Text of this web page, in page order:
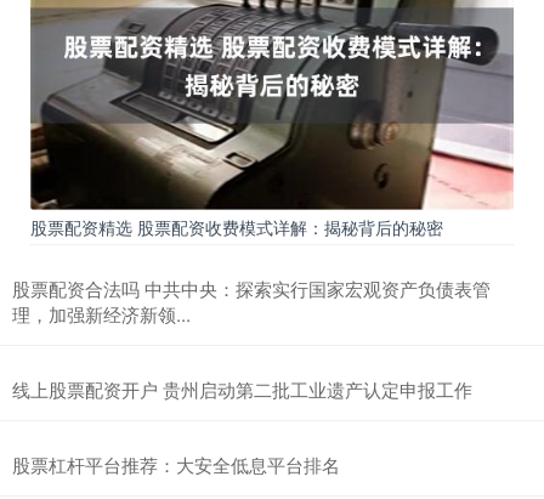
股票配资精选 股票配资收费模式详解：揭秘背后的秘密
股票配资合法吗 中共中央：探索实行国家宏观资产负债表管
理，加强新经济新领...
线上股票配资开户 贵州启动第二批工业遗产认定申报工作
股票杠杆平台推荐：大安全低息平台排名